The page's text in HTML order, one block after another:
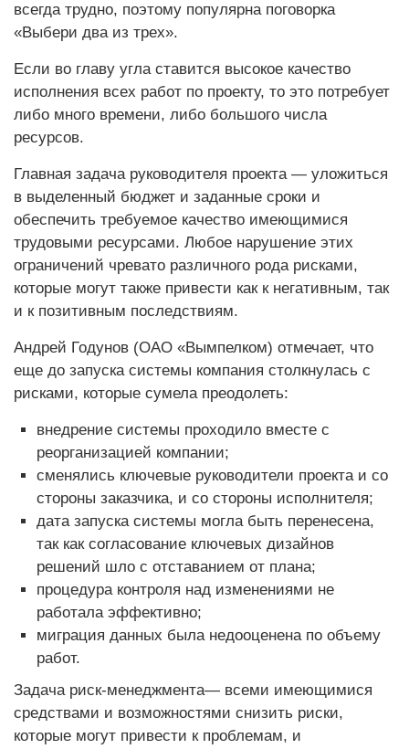
всегда трудно, поэтому популярна поговорка
«Выбери два из трех».
Если во главу угла ставится высокое качество
исполнения всех работ по проекту, то это потребует
либо много времени, либо большого числа
ресурсов.
Главная задача руководителя проекта — уложиться
в выделенный бюджет и заданные сроки и
обеспечить требуемое качество имеющимися
трудовыми ресурсами. Любое нарушение этих
ограничений чревато различного рода рисками,
которые могут также привести как к негативным, так
и к позитивным последствиям.
Андрей Годунов (ОАО «Вымпелком) отмечает, что
еще до запуска системы компания столкнулась с
рисками, которые сумела преодолеть:
внедрение системы проходило вместе с
реорганизацией компании;
сменялись ключевые руководители проекта и со
стороны заказчика, и со стороны исполнителя;
дата запуска системы могла быть перенесена,
так как согласование ключевых дизайнов
решений шло с отставанием от плана;
процедура контроля над изменениями не
работала эффективно;
миграция данных была недооценена по объему
работ.
Задача риск-менеджмента— всеми имеющимися
средствами и возможностями снизить риски,
которые могут привести к проблемам, и